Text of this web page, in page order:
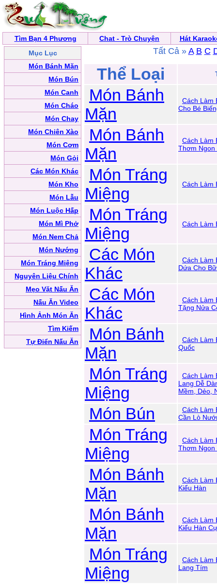
Tìm Bạn 4 Phương Chat - Trò Chuyện
Hát
Mục Lục
Món Bánh Mặn
Món Bún
Món Canh
Món Cháo
Món Chay
Món Chiên Xào
Món Cơm
Món Gỏi
Các Món Khác
Món Kho
Món Lẫu
Món Luộc Hấp
Món Mì Phở
Món Nem Chả
Món Nướng
Món Tráng Miệng
Nguyên Liệu Chính
Mẹo Vặt Nấu Ăn
Nấu Ăn Video
Hình Ảnh Món Ăn
Tìm Kiếm
Tự Điển Nấu Ăn
Tất Cả » A B C
Thể Loại
Món Bánh
Mặn
Cách Làm
Cho Bé
Món Bánh
Mặn
Cách Làm
Thơm
Món Tráng
Miệng
Cách Làm
Món Tráng
Miệng
Cách Làm
Các Món
Khác
Cách Làm
Dứa Cho
Các Món
Khác
Cách Làm
Tặng Nửa
Món Bánh
Mặn
Cách Làm
Quốc
Món Tráng
Miệng
Cách Làm
Lang Dễ
Mềm, Dẻo,
Món Bún
Cách Làm
Cần Lò
Món Tráng
Miệng
Cách Làm
Thơm Ngon
Món Bánh
Mặn
Cách Làm
Kiểu Hàn
Món Bánh
Mặn
Cách Làm
Kiểu Hàn
Món Tráng
Miệng
Cách Làm
Lang Tím